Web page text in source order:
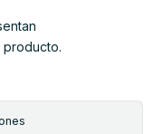
producto.